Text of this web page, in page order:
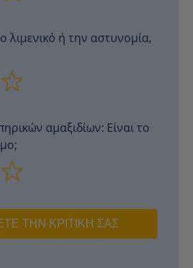
λιμενικό ή την αστυνομία,
αμαξιδίων: Είναι το
ΤΗΝ ΚΡΙΤΙΚΉ ΣΑΣ